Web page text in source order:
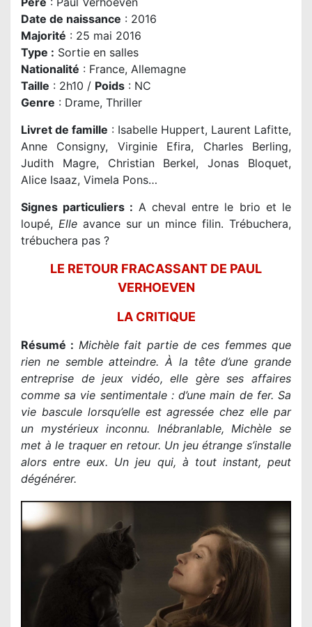
Date de naissance : 2016
Majorité : 25 mai 2016
Type : Sortie en salles
Nationalité : France, Allemagne
Taille : 2h10 / Poids : NC
Genre : Drame, Thriller
Livret de famille : Isabelle Huppert, Laurent Lafitte,
Anne Consigny, Virginie Efira, Charles Berling,
Judith Magre, Christian Berkel, Jonas Bloquet,
Alice Isaaz, Vimela Pons…
Signes particuliers : A cheval entre le brio et le
loupé, Elleavance sur un mince filin. Trébuchera,
trébuchera pas ?
LE RETOUR FRACASSANT DE PAUL
VERHOEVEN
LA CRITIQUE
Résumé : Michèle fait partie de ces femmes que
rien ne semble atteindre. À la tête d’une grande
entreprise de jeux vidéo, elle gère ses affaires
comme sa vie sentimentale : d’une main de fer. Sa
vie bascule lorsqu’elle est agressée chez elle par
un mystérieux inconnu. Inébranlable, Michèle se
met à le traquer en retour. Un jeu étrange s’installe
alors entre eux. Un jeu qui, à tout instant, peut
dégénérer.